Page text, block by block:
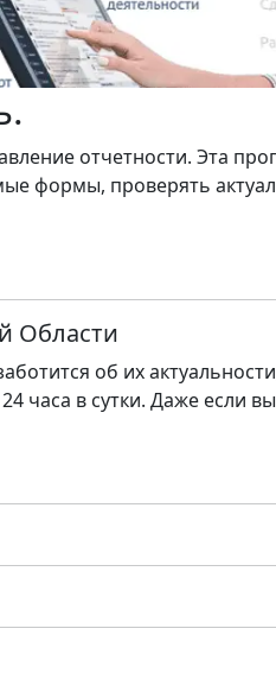
отчетности. Эта
формы, проверять
Области
об их
часа в сутки. Даже если